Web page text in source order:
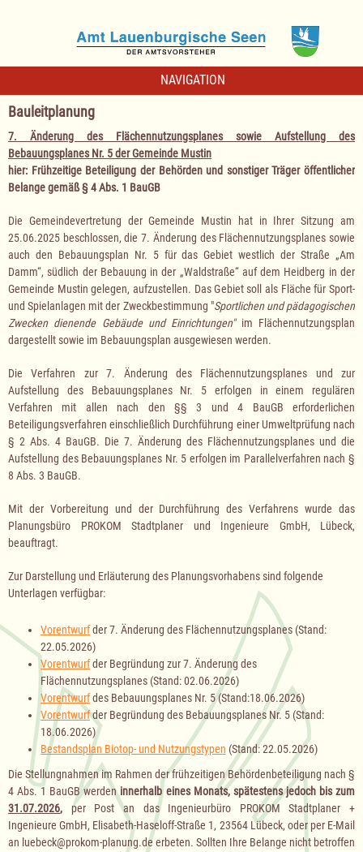
NAVIGATION
Bauleitplanung
7. Änderung des Flächennutzungsplanes sowie Aufstellung des
Bebauungsplanes Nr. 5 der Gemeinde Mustin
hier: Frühzeitige Beteiligung der Behörden und sonstiger Träger öffentlicher
Belange gemäß § 4 Abs. 1 BauGB
Die Gemeindevertretung der Gemeinde Mustin hat in Ihrer Sitzung am
25.06.2025 beschlossen, die 7. Änderung des Flächennutzungsplanes sowie
auch den Bebauungsplan Nr. 5 für das Gebiet westlich der Straße „Am
Damm“, südlich der Bebauung in der „Waldstraße“ auf dem Heidberg in der
Gemeinde Mustin gelegen, aufzustellen. Das Gebiet soll als Fläche für Sport-
und Spielanlagen mit der Zweckbestimmung "Sportlichen und pädagogischen
Zwecken dienende Gebäude und Einrichtungen"im Flächennutzungsplan
dargestellt sowie im Bebauungsplan ausgewiesen werden.
Die Verfahren zur 7. Änderung des Flächennutzungsplanes und zur
Aufstellung des Bebauungsplanes Nr. 5 erfolgen in einem regulären
Verfahren mit allen nach den §§ 3 und 4 BauGB erforderlichen
Beteiligungsverfahren einschließlich Durchführung einer Umweltprüfung nach
§ 2 Abs. 4 BauGB. Die 7. Änderung des Flächennutzungsplanes und die
Aufstellung des Bebauungsplanes Nr. 5 erfolgen im Parallelverfahren nach §
8 Abs. 3 BauGB.
Mit der Vorbereitung und der Durchführung des Verfahrens wurde das
Planungsbüro PROKOM Stadtplaner und Ingenieure GmbH, Lübeck,
beauftragt.
Zur Darstellung und Erläuterung des Planungsvorhabens sind folgende
Unterlagen verfügbar:
Vorentwurfder 7. Änderung des Flächennutzungsplanes (Stand:
22.05.2026)
Vorentwurfder Begründung zur 7. Änderung des
Flächennutzungsplanes (Stand: 02.06.2026)
Vorentwurfdes Bebauungsplanes Nr. 5 (Stand:18.06.2026)
Vorentwurfder Begründung des Bebauungsplanes Nr. 5 (Stand:
18.06.2026)
Bestandsplan Biotop- und Nutzungstypen (Stand: 22.05.2026)
Die Stellungnahmen im Rahmen der frühzeitigen Behördenbeteiligung nach §
4 Abs. 1 BauGB werdeninnerhalb eines Monats, spätestens jedoch bis zum
31.07.2026, per Post an das Ingenieurbüro PROKOM Stadtplaner +
Ingenieure GmbH, Elisabeth-Haseloff-Straße 1, 23564 Lübeck, oder per E-Mail
an luebeck@prokom-planung.de erbeten. Sollten Ihre Belange nicht betroffen